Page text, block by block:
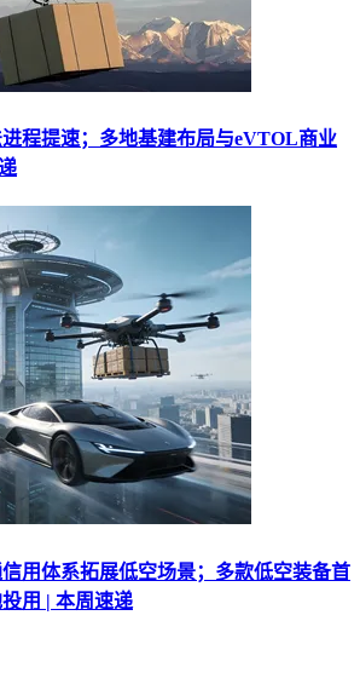
程提速；多地基建布局与eVTOL商业
用体系拓展低空场景；多款低空装备首
用 | 本周速递